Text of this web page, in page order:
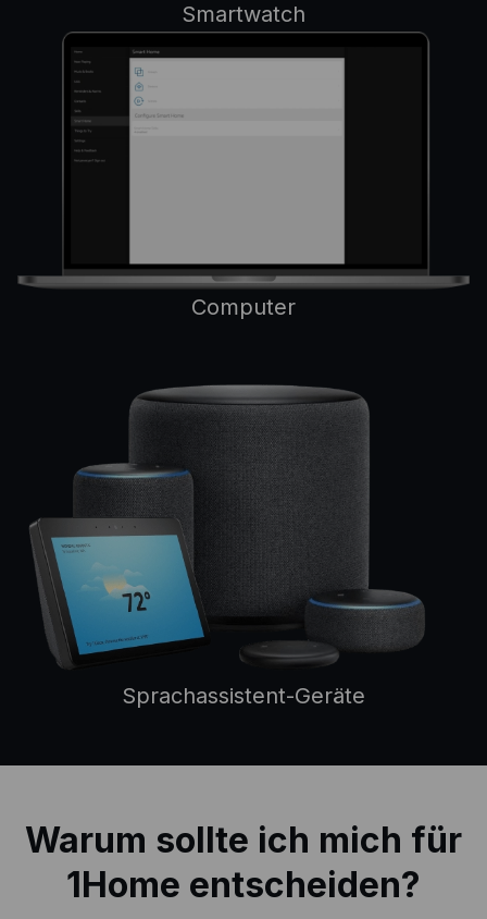
Smartwatch
Computer
Sprachassistent-Geräte
Warum sollte ich mich für
1Home entscheiden?